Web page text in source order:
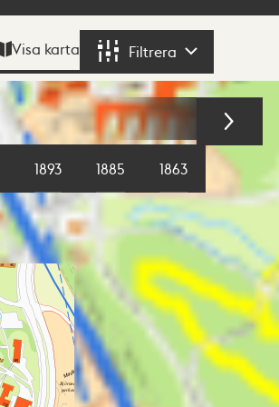
Visa karta Filtrera
1893 1885 1863 1855